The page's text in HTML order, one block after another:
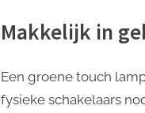
Makkelijk in
Een groene touch
fysieke schakelaars